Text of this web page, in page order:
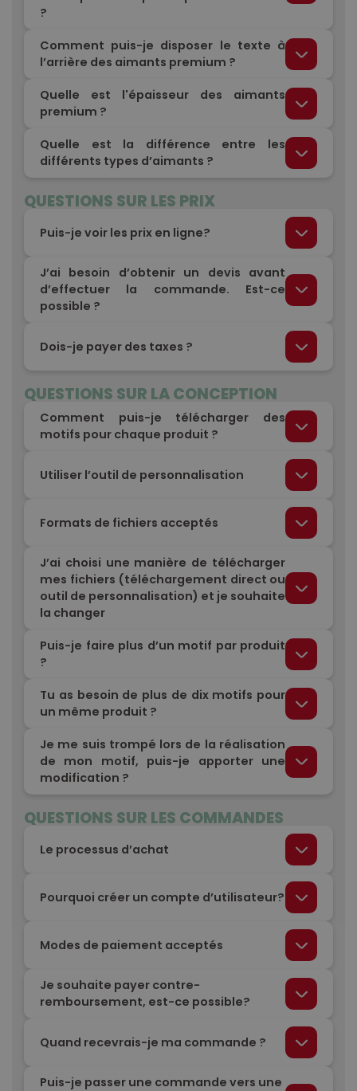
?
Comment puis-je disposer le texte à
l’arrière des aimants premium ?
Quelle est l'épaisseur des aimants
premium ?
Quelle est la différence entre les
différents types d’aimants ?
QUESTIONS SUR LES PRIX
Puis-je voir les prix en ligne?
J’ai besoin d’obtenir un devis avant
d’effectuer la commande. Est-ce
possible ?
Dois-je payer des taxes ?
QUESTIONS SUR LA CONCEPTION
Comment puis-je télécharger des
motifs pour chaque produit ?
Utiliser l’outil de personnalisation
Formats de fichiers acceptés
J’ai choisi une manière de télécharger
mes fichiers (téléchargement direct ou
outil de personnalisation) et je souhaite
la changer
Puis-je faire plus d’un motif par produit
?
Tu as besoin de plus de dix motifs pour
un même produit ?
Je me suis trompé lors de la réalisation
de mon motif, puis-je apporter une
modification ?
QUESTIONS SUR LES COMMANDES
Le processus d’achat
Pourquoi créer un compte d’utilisateur?
Modes de paiement acceptés
Je souhaite payer contre-
remboursement, est-ce possible?
Quand recevrais-je ma commande ?
Puis-je passer une commande vers une